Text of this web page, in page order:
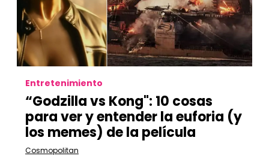
Entretenimiento
“Godzilla vs Kong": 10 cosas
para ver y entender la euforia (y
los memes) de la película
Cosmopolitan